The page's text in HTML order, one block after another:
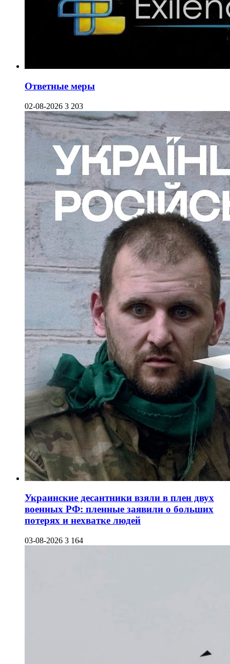
Ответные меры
02-08-2026 3 203
Украинские десантники взяли в плен двух
военных РФ: пленные заявили о больших
потерях и нехватке людей
03-08-2026 3 164